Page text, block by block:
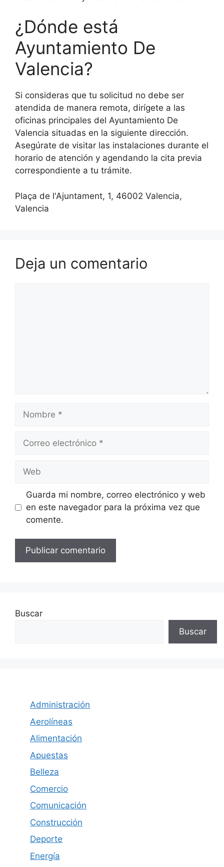
¿Dónde está
Ayuntamiento De
Valencia?
Si consideras que tu solicitud no debe ser
atendida de manera remota, dirígete a las
oficinas principales del Ayuntamiento De
Valencia situadas en la siguiente dirección.
Asegúrate de visitar las instalaciones durante el
horario de atención y agendando la cita previa
correspondiente a tu trámite.
Plaça de l'Ajuntament, 1, 46002 Valencia,
Valencia
Deja un comentario
electrónico
Guarda mi nombre, correo electrónico y web
en este navegador para la próxima vez que
comente.
Buscar
Buscar
Administración
Aerolíneas
Alimentación
Apuestas
Belleza
Comercio
Comunicación
Construcción
Deporte
Energía